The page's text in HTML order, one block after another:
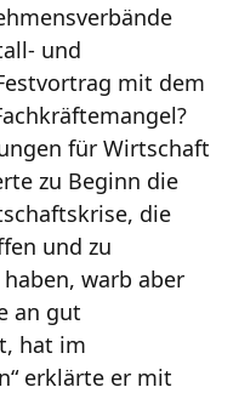
und
mit dem
für Wirtschaft
zu Beginn die
die
und zu
warb aber
an gut
hat im
erklärte er mit